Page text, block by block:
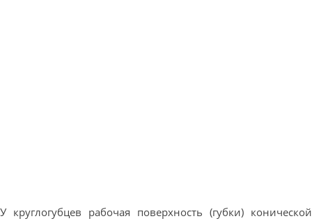
У круглогубцев рабочая поверхность (губки) конической